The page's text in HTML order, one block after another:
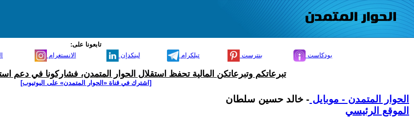
تابعونا على:
الانستغرام لينكدإن تيلكرام بنترست بودكاست
تبرعاتكم وتبرعاتكن المالية تحفظ استقلال الحوار المتمدن، فشاركونا في دعم
[اشترك في قناة ‫«الحوار المتمدن» على اليوتيوب]
الحوار المتمدن - موبايل - خالد حسين سلطان
الموقع الرئيسي